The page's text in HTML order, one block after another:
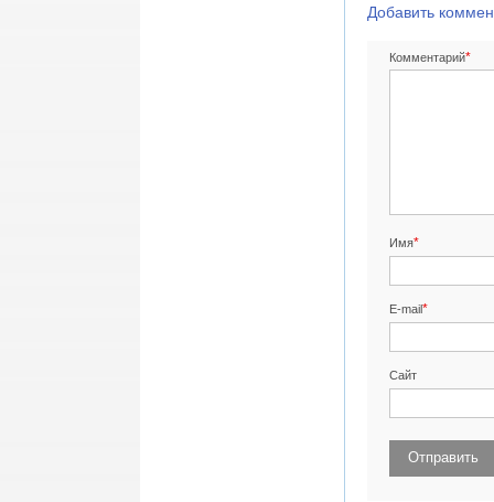
Добавить
Комментарий*
Имя*
E-mail*
Сайт